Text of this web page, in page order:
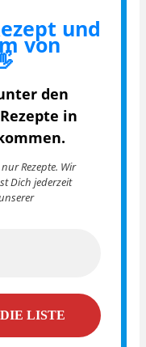
und
von
den
in
Rezepte. Wir
Dich jederzeit